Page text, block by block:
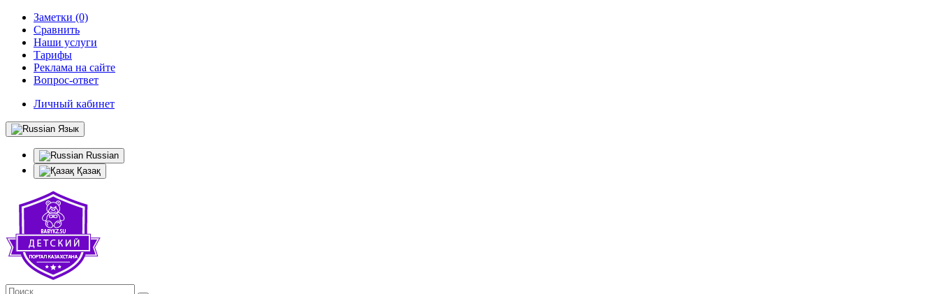
Заметки (0)
Сравнить
Наши услуги
Тарифы
Реклама на сайте
Вопрос-ответ
Личный кабинет
Язык
Russian
Қазақ